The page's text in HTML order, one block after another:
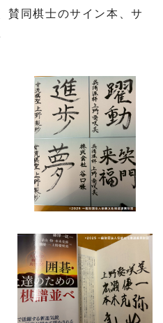
賛同棋士のサイン本、サ